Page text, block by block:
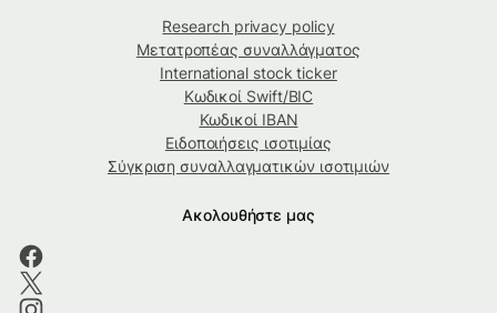
Research privacy policy
Μετατροπέας συναλλάγματος
International stock ticker
Κωδικοί Swift/BIC
Κωδικοί IBAN
Ειδοποιήσεις ισοτιμίας
Σύγκριση συναλλαγματικών ισοτιμιών
Ακολουθήστε μας